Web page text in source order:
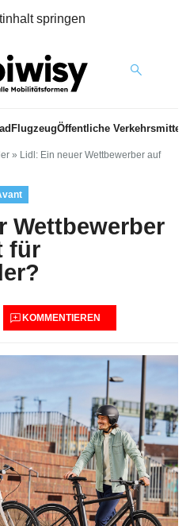
springen
FlugzeugÖffentliche Verkehrsmittel
» Lidl: Ein neuer Wettbewerber auf
Wettbewerber
für
KOMMENTIEREN